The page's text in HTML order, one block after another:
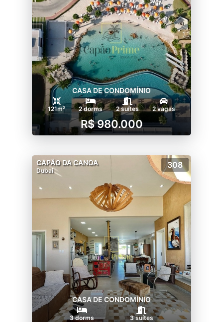
CASA DE CONDOMÍNIO
121m² 2 dorms 2 suítes 2 vagas
R$ 980.000
CAPÃO DA CANOA
Dubai
308
CASA DE CONDOMÍNIO
3 dorms 3 suítes